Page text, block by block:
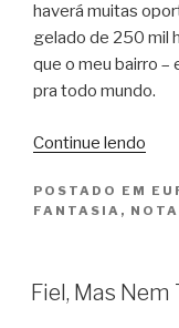
haverá muitas
gelado de 250 mil
que o meu bairro –
pra todo mundo.
Continue lendo
/
POSTADO EM
FANTASIA ,
Fiel, Mas